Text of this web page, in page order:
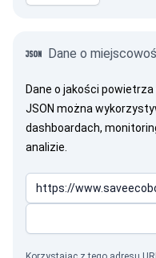
Dane o
Dane o jakości
JSON można
dashboardach,
analizie.